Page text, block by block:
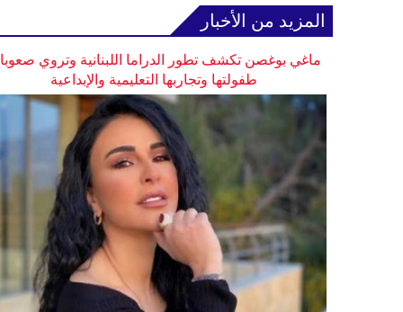
المزيد من الأخبار
ماغي بوغصن تكشف تطور الدراما اللبنانية وتروي
طفولتها وتجاربها التعليمية والإبداعية